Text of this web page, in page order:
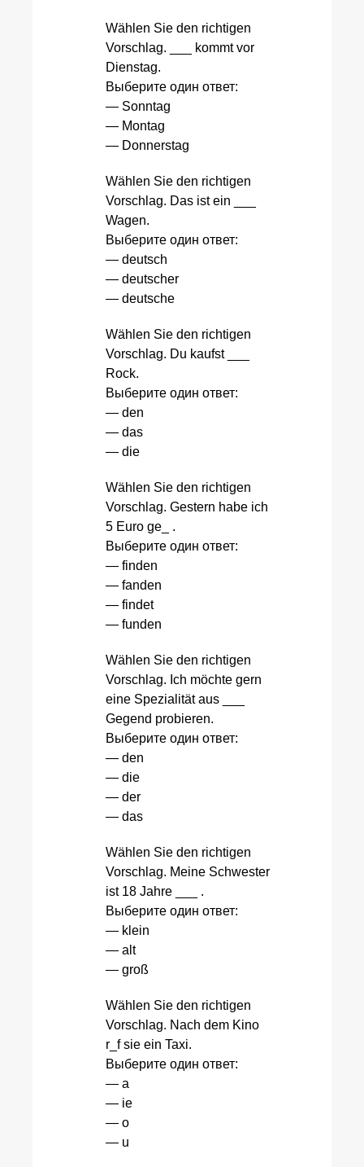
Wählen Sie den richtigen
Vorschlag. ___ kommt vor
Dienstag.
Выберите один ответ:
— Sonntag
— Montag
— Donnerstag
Wählen Sie den richtigen
Vorschlag. Das ist ein ___
Wagen.
Выберите один ответ:
— deutsch
— deutscher
— deutsche
Wählen Sie den richtigen
Vorschlag. Du kaufst ___
Rock.
Выберите один ответ:
— den
— das
— die
Wählen Sie den richtigen
Vorschlag. Gestern habe ich
5 Euro ge_ .
Выберите один ответ:
— finden
— fanden
— findet
— funden
Wählen Sie den richtigen
Vorschlag. Ich möchte gern
eine Spezialität aus ___
Gegend probieren.
Выберите один ответ:
— den
— die
— der
— das
Wählen Sie den richtigen
Vorschlag. Meine Schwester
ist 18 Jahre ___ .
Выберите один ответ:
— klein
— alt
— groß
Wählen Sie den richtigen
Vorschlag. Nach dem Kino
r_f sie ein Taxi.
Выберите один ответ:
— a
— ie
— o
— u